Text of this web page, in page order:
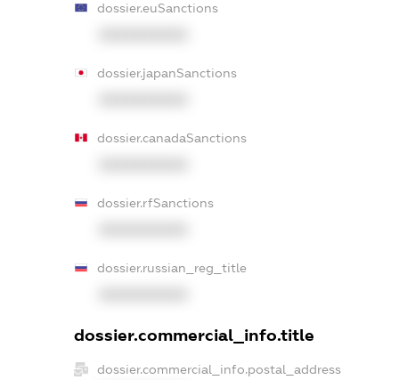
dossier.euSanctions
dossier.japanSanctions
dossier.canadaSanctions
dossier.rfSanctions
dossier.russian_reg_title
dossier.commercial_info.title
dossier.commercial_info.postal_address